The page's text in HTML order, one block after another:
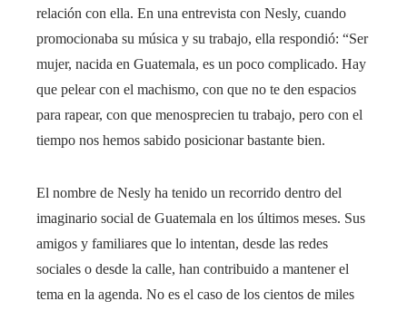
relación con ella. En una entrevista con Nesly, cuando
promocionaba su música y su trabajo, ella respondió: “Ser
mujer, nacida en Guatemala, es un poco complicado. Hay
que pelear con el machismo, con que no te den espacios
para rapear, con que menosprecien tu trabajo, pero con el
tiempo nos hemos sabido posicionar bastante bien.
El nombre de Nesly ha tenido un recorrido dentro del
imaginario social de Guatemala en los últimos meses. Sus
amigos y familiares que lo intentan, desde las redes
sociales o desde la calle, han contribuido a mantener el
tema en la agenda. No es el caso de los cientos de miles